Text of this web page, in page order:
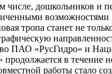
числе, дошкольников и
возможностями
тропа станет не
ПАО «РусГидро» и
в течение
работы стало